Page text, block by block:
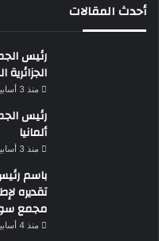
أحدث المقالات
رئيس
الجزائرية
منذ 3 أسابيع
رئيس
ألمانيا
منذ 3 أسابيع
باسم
تقديره
مجمع
منذ 4 أسابيع